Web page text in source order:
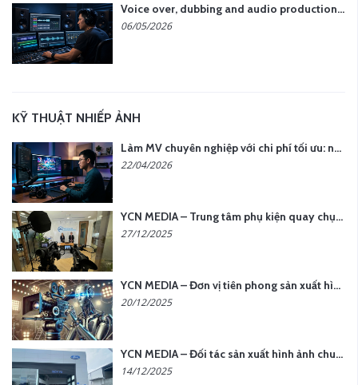
Voice over, dubbing and audio production services in Vietnam for global content
06/05/2026
KỸ THUẬT NHIẾP ẢNH
Làm MV chuyên nghiệp với chi phí tối ưu: nên chọn quay thực tế hay video AI?
22/04/2026
YCN MEDIA – Trung tâm phụ kiện quay chụp tại Hà Nội
27/12/2025
YCN MEDIA – Đơn vị tiên phong sản xuất hình ảnh & âm thanh bằng AI tại Hà Nội
20/12/2025
YCN MEDIA – Đối tác sản xuất hình ảnh chuyên nghiệp cho doanh nghiệp tại Hà Nội
14/12/2025